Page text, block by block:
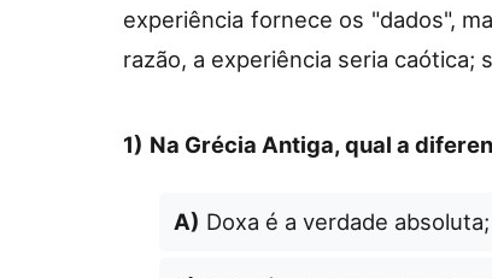
experiência fornece os "dados",
razão, a experiência seria caótica;
1) Na Grécia Antiga, qual a
A) Doxa é a verdade